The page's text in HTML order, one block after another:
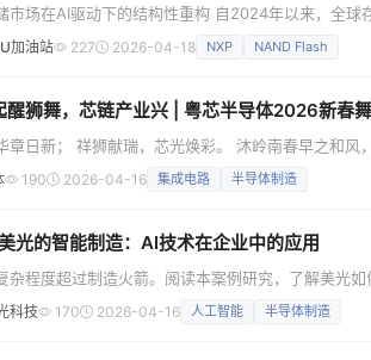
市场在AI驱动下的结构性重构 自2024年以来，全球
不同于历次“价格周期”，而是由AI爆发引发的产能
加油站 227 2026-04-18 NXP NAND Flash
醒狮舞，芯链产业兴 | 粤芯半导体2026新春
章日新； 祥狮献瑞，芯光焕彩。 沐岭南春早之和风
鼓点唤醒新春气象，以腾跃醒狮开启“芯”程“芯”篇
190 2026-04-16 集成电路 半导体制造
光的智能制造：AI技术在企业中的应用
杂程度超过制造火箭。阅读本案例研究，了解美光
署，从而实现技术优势地位。 美光在利用人工智能
科技 170 2026-04-16 人工智能 半导体制造